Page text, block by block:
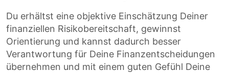
Du erhältst eine objektive Einschätzung Deiner
finanziellen Risikobereitschaft, gewinnst
Orientierung und kannst dadurch besser
Verantwortung für Deine Finanzentscheidungen
übernehmen und mit einem guten Gefühl Deine